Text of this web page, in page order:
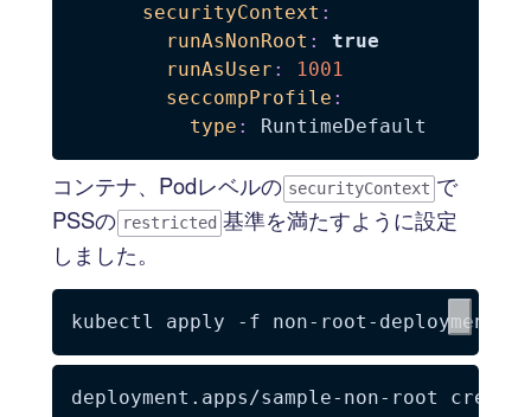
securityContext :
runAsNonRoot :
true
runAsUser :
1001
seccompProfile :
type :
コンテナ、Podレベルの securityContext で
PSSの restricted 基準を満たすように設定
しました。
kubectl apply -f